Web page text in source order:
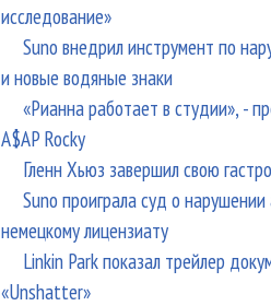
исследование»
Suno внедрил инструмент по
и новые водяные знаки
«Рианна работает в студии», -
A$AP Rocky
Гленн Хьюз завершил свою
Suno проиграла суд о нарушении
немецкому лицензиату
Linkin Park показал трейлер
«Unshatter»